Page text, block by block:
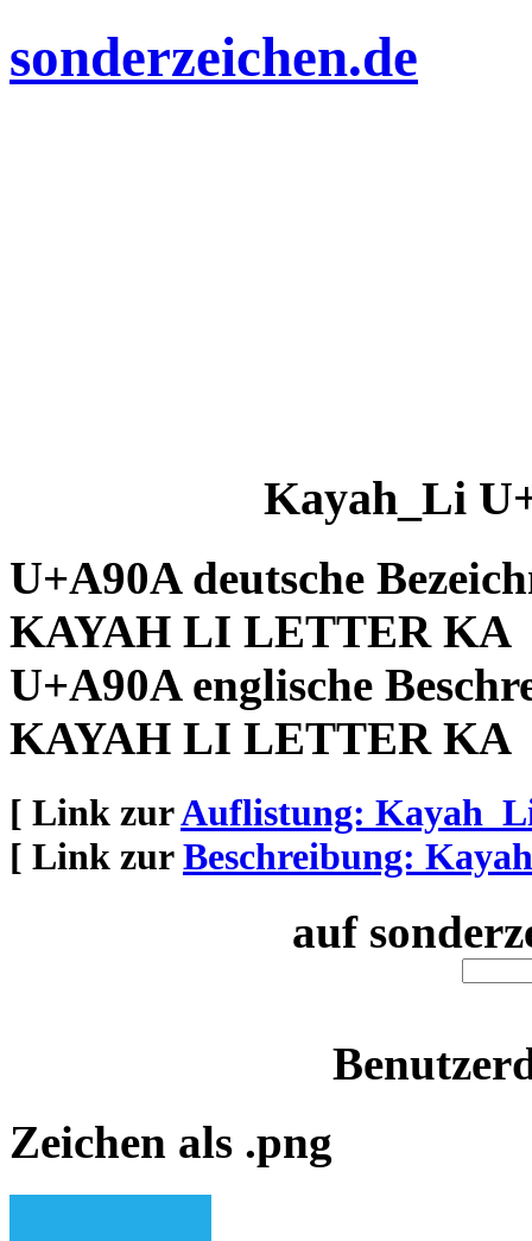
sonderzeichen.de
Kayah_Li
U+A90A deutsche
KAYAH LI LETTER KA
U+A90A englische
KAYAH LI LETTER KA
[ Link zurAuflistung:
[ Link zurBeschreibung:
auf
Zeichen als .png